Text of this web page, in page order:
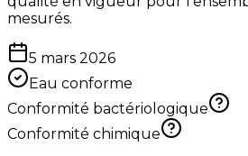
mesurés.
5 mars 2026
Eau conforme
Conformité bactériologique
Conformité chimique